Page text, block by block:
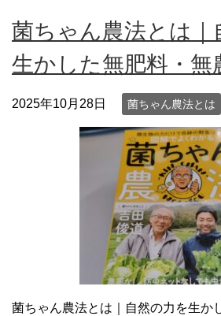
菌ちゃん農法とは｜
生かした無肥料・無
2025年10月28日 菌ちゃん農法とは
菌ちゃん農法とは｜自然の力を生か